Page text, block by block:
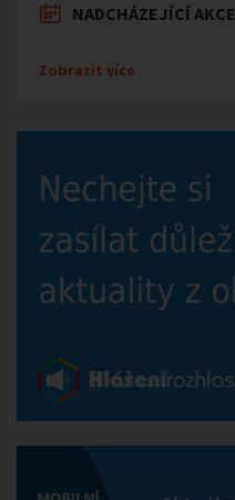
NADCHÁZEJÍCÍ AKCE
Zobrazit více